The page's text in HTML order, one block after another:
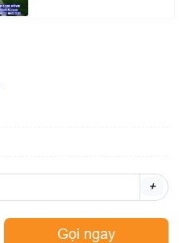
+
Gọi ngay